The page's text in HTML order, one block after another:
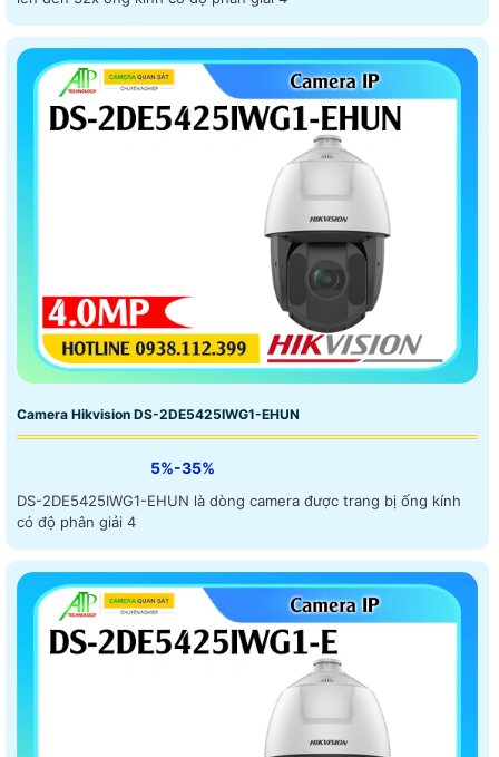
Camera Hikvision DS-2DE5425IWG1-EHUN
5%-35%
DS-2DE5425IWG1-EHUN là dòng camera được trang bị ống kính
có độ phân giải 4